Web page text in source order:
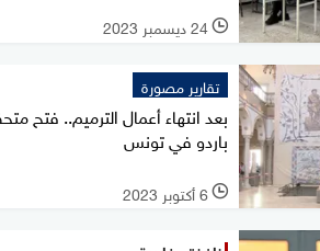
l 24 ديسمبر 2023
تقارير مصورة
بعد انتهاء أعمال الترميم.. فتح
باردو في تونس
l 6 أكتوبر 2023